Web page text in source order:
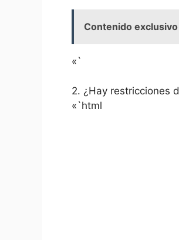
Contenido
«`
2. ¿Hay restricciones‌
«`html